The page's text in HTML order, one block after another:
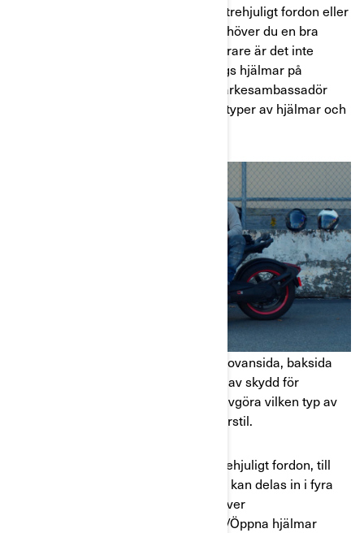
Oavsett om du precis har skaffat ett trehjuligt fordon eller
har kört fler mil än du vill erkänna behöver du en bra
hjälm. Även om du är erfaren som förare är det inte
säkert att du känner till alla olika slags hjälmar på
marknaden. Vi har träffat vår varumärkesambassadör
Keith Hammer för att prata om olika typer av hjälmar och
Alla slags hjälmar skyddar huvudets ovansida, baksida
och sidor, men erbjuder olika grader av skydd för
ansiktet. Med detta i åtanke kan du avgöra vilken typ av
hjälm som passar bäst för just din körstil.
De hjälmar som är lämpliga för ett trehjuligt fordon, till
exempel Can-Am Ryker eller Spyder, kan delas in i fyra
huvudkategorier: Helhjälmar/Crossover
hjälmar/modulärhjälmar/Jethjälmar /Öppna hjälmar